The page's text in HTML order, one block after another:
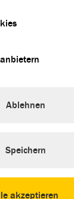
akzeptieren
Ablehnen
Speichern